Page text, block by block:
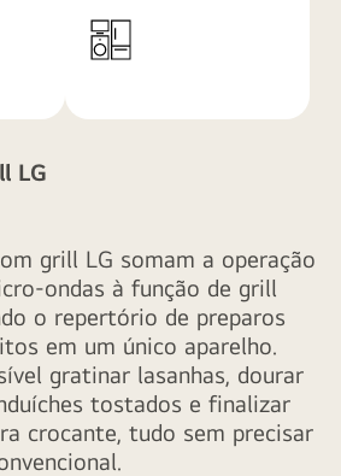
LG
grill LG somam a operação
ondas à função de grill
o repertório de preparos
em um único aparelho.
gratinar lasanhas, dourar
tostados e finalizar
crocante, tudo sem precisar